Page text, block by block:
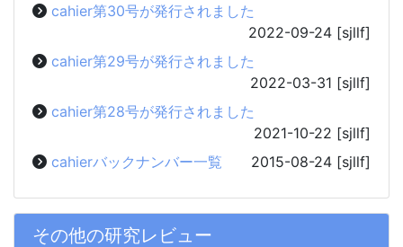
cahier第30号が発行されました
2022-09-24 [sjllf]
cahier第29号が発行されました
2022-03-31 [sjllf]
cahier第28号が発行されました
2021-10-22 [sjllf]
cahierバックナンバー一覧
2015-08-24 [sjllf]
その他の研究レビュー